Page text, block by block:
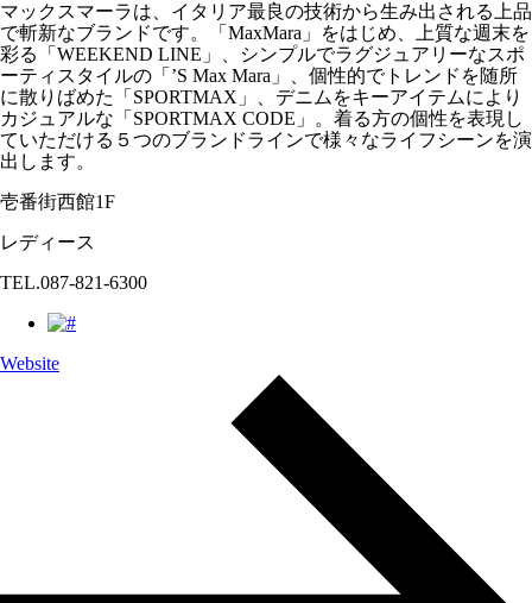
マックスマーラは、イタリア最良の技術から生み出される上品
で斬新なブランドです。「MaxMara」をはじめ、上質な週末を
彩る「WEEKEND LINE」、シンプルでラグジュアリーなスポ
ーティスタイルの「’S Max Mara」、個性的でトレンドを随所
に散りばめた「SPORTMAX」、デニムをキーアイテムにより
カジュアルな「SPORTMAX CODE」。着る方の個性を表現し
ていただける５つのブランドラインで様々なライフシーンを演
出します。
壱番街西館1F
レディース
TEL.087-821-6300
Website